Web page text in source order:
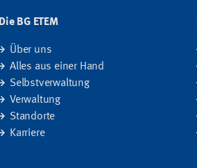
Die BG ETEM
Über uns
Alles aus einer Hand
Selbstverwaltung
Verwaltung
Standorte
Karriere